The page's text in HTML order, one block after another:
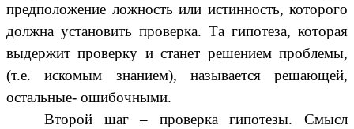
предположение ложность или истинность, которого
должна установить проверка. Та гипотеза, которая
выдержит проверку и станет решением проблемы,
(т.е. искомым знанием), называется решающей,
остальные- ошибочными.
Второй шаг – проверка гипотезы. Смысл